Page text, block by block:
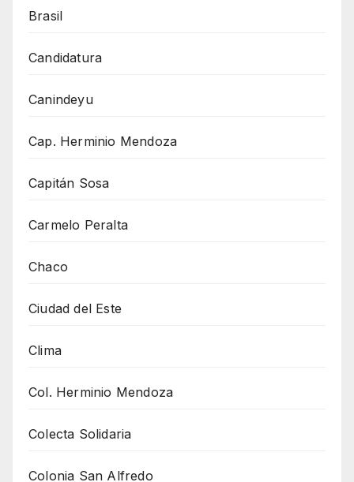
Brasil
Candidatura
Canindeyu
Cap. Herminio Mendoza
Capitán Sosa
Carmelo Peralta
Chaco
Ciudad del Este
Clima
Col. Herminio Mendoza
Colecta Solidaria
Colonia San Alfredo